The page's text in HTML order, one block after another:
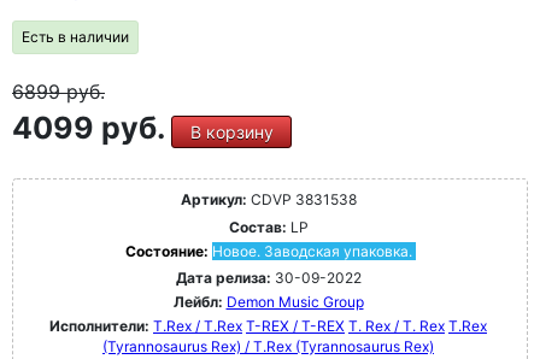
Есть в наличии
6899руб.
4099 руб. В корзину
Артикул: CDVP 3831538
Состав: LP
Состояние: Новое. Заводская упаковка.
Дата релиза: 30-09-2022
Лейбл: Demon Music Group
Исполнители: T.Rex / T.Rex T-REX / T-REX T. Rex / T. Rex T.Rex
(Tyrannosaurus Rex) / T.Rex (Tyrannosaurus Rex)